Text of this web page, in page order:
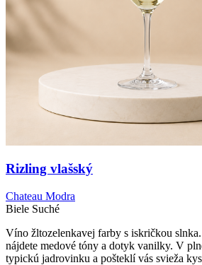
Rizling vlašský
Chateau Modra
Biele Suché
Víno žltozelenkavej farby s iskričkou
nájdete medové tóny a dotyk vanilky. V
typickú jadrovinku a pošteklí vás svieža